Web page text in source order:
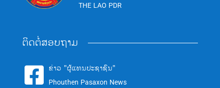
THE LAO PDR
ຕິດຕໍ່ສອບຖາມ
 ຂ່າວ "ຜູ້ແທນປະຊາຊົນ"
Phouthen Pasaxon News